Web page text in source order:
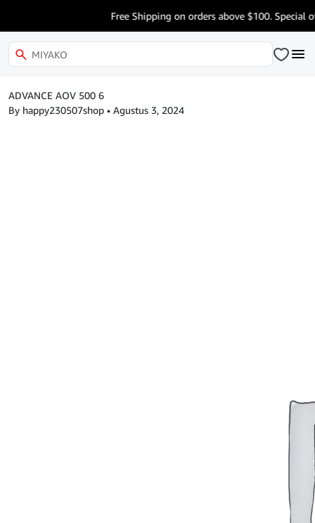
Free Shipping on orders above $100. Special
ADVANCE AOV 500 6
By happy230507shop • Agustus 3, 2024